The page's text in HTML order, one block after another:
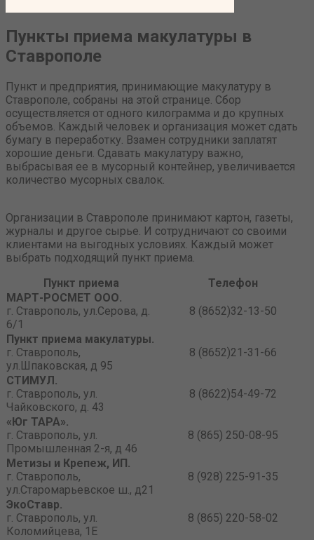
Пункты приема макулатуры в
Ставрополе
Пункт и предприятия, принимающие макулатуру в
Ставрополе, собраны на этой странице. Сбор
осуществляется от одного килограмма и до крупных
объемов. Каждый человек и организация может сдать
бумагу в переработку. Взамен сотрудники заплатят
хорошие деньги. Сдавать макулатуру важно,
выбрасывая ее в мусорный контейнер, увеличивается
количество мусорных свалок.
Организации в Ставрополе принимают картон, газеты,
журналы и другое сырье. И сотрудничают со своими
клиентами на выгодных условиях. Каждый может
выбрать подходящий пункт приема.
Пункт приема
Телефон
МАРТ-РОСМЕТ ООО.
г. Ставрополь, ул.Серова, д.
6/1
8 (8652)32-13-50
Пункт приема макулатуры.
г. Ставрополь,
ул.Шпаковская, д 95
8 (8652)21-31-66
СТИМУЛ.
г. Ставрополь, ул.
Чайковского, д. 43
8 (8622)54-49-72
«Юг ТАРА».
г. Ставрополь, ул.
Промышленная 2-я, д 46
8 (865) 250-08-95
Метизы и Крепеж, ИП.
г. Ставрополь,
ул.Старомарьевское ш., д21
8 (928) 225-91-35
ЭкоСтавр.
г. Ставрополь, ул.
Коломийцева, 1Е
8 (865) 220-58-02